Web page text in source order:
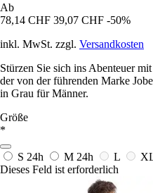
Ab
78,14 CHF 39,07 CHF -50%
inkl. MwSt. zzgl. Versandkosten
Stürzen Sie sich ins Abenteuer
der von der führenden Marke
in Grau für Männer.
Größe
*
S 24h M 24h L
Dieses Feld ist erforderlich